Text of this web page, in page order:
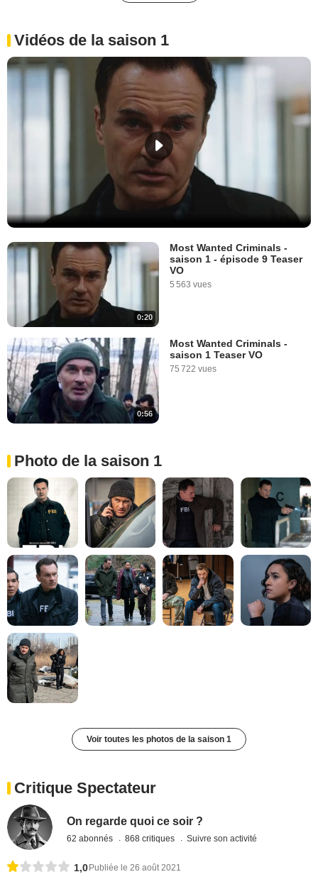
Vidéos de la saison 1
0:20
Most Wanted Criminals -
saison 1 - épisode 9 Teaser
VO
5 563 vues
0:56
Most Wanted Criminals -
saison 1 Teaser VO
75 722 vues
Photo de la saison 1
Voir toutes les photos de la saison 1
Critique Spectateur
On regarde quoi ce soir ?
62 abonnés 868 critiques Suivre son activité
1,0 Publiée le 26 août 2021